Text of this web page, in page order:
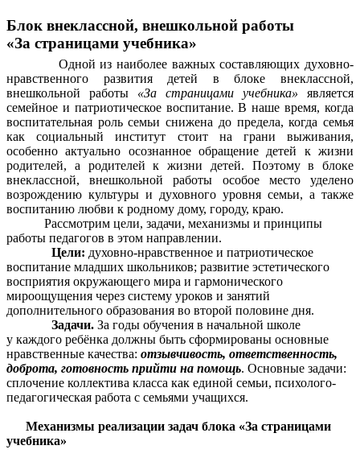
Блок внеклассной, внешкольной работы
«За страницами учебника»
Одной из наиболее важных составляющих духовно-
нравственного развития детей в блоке внеклассной,
внешкольной работы «За страницами учебника» является
семейное и патриотическое воспитание. В наше время, когда
воспитательная роль семьи снижена до предела, когда семья
как социальный институт стоит на грани выживания,
особенно актуально осознанное обращение детей к жизни
родителей, а родителей к жизни детей. Поэтому в блоке
внеклассной, внешкольной работы особое место уделено
возрождению культуры и духовного уровня семьи, а также
воспитанию любви к родному дому, городу, краю.
Рассмотрим цели, задачи, механизмы и принципы
работы педагогов в этом направлении.
Цели: духовно-нравственное и патриотическое
воспитание младших школьников; развитие эстетического
восприятия окружающего мира и гармонического
мироощущения через систему уроков и занятий
дополнительного образования во второй половине дня.
Задачи. За годы обучения в начальной школе
у каждого ребёнка должны быть сформированы основные
нравственные качества: отзывчивость, ответственность,
доброта, готовность прийти на помощь. Основные задачи:
сплочение коллектива класса как единой семьи, психолого-
педагогическая работа с семьями учащихся.
Механизмы реализации задач блока «За страницами
учебника»